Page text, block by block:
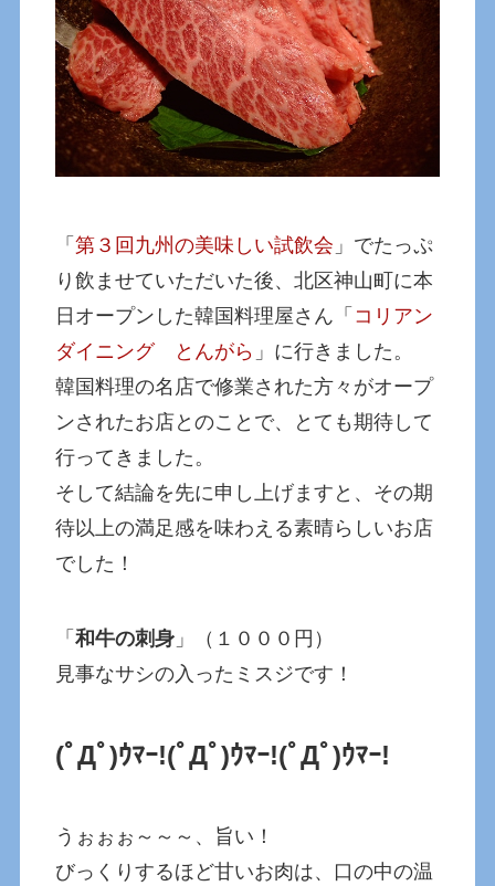
「第３回九州の美味しい試飲会 」でたっぷ
り飲ませていただいた後、北区神山町に本
日オープンした韓国料理屋さん「 コリアン
ダイニング とんがら 」に行きました。
韓国料理の名店で修業された方々がオープ
ンされたお店とのことで、とても期待して
行ってきました。
そして結論を先に申し上げますと、その期
待以上の満足感を味わえる素晴らしいお店
でした！
「和牛の刺身 」（１０００円）
見事なサシの入ったミスジです！
(ﾟДﾟ)ｳﾏｰ!(ﾟДﾟ)ｳﾏｰ!(ﾟДﾟ)ｳﾏｰ!
うぉぉぉ～～～、旨い！
びっくりするほど甘いお肉は、口の中の温